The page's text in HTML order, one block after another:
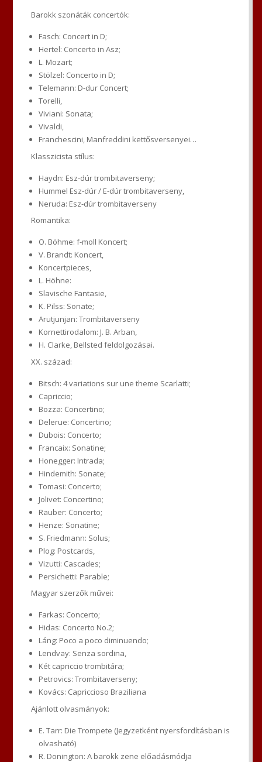
Barokk szonáták concertók:
Fasch: Concert in D;
Hertel: Concerto in Asz;
L. Mozart;
Stölzel: Concerto in D;
Telemann: D-dur Concert;
Torelli,
Viviani: Sonata;
Vivaldi,
Franchescini, Manfreddini kettősversenyei…
Klasszicista stílus:
Haydn: Esz-dúr trombitaverseny;
Hummel Esz-dúr / E-dúr trombitaverseny,
Neruda: Esz-dúr trombitaverseny
Romantika:
O. Böhme: f-moll Koncert;
V. Brandt: Koncert,
Koncertpieces,
L. Höhne:
Slavische Fantasie,
K. Pilss: Sonate;
Arutjunjan: Trombitaverseny
Kornettirodalom: J. B. Arban,
H. Clarke, Bellsted feldolgozásai.
XX. század:
Bitsch: 4 variations sur une theme Scarlatti;
Capriccio;
Bozza: Concertino;
Delerue: Concertino;
Dubois: Concerto;
Francaix: Sonatine;
Honegger: Intrada;
Hindemith: Sonate;
Tomasi: Concerto;
Jolivet: Concertino;
Rauber: Concerto;
Henze: Sonatine;
S. Friedmann: Solus;
Plog: Postcards,
Vizutti: Cascades;
Persichetti: Parable;
Magyar szerzők művei:
Farkas: Concerto;
Hidas: Concerto No.2;
Láng: Poco a poco diminuendo;
Lendvay: Senza sordina,
Két capriccio trombitára;
Petrovics: Trombitaverseny;
Kovács: Capriccioso Braziliana
Ajánlott olvasmányok:
E. Tarr: Die Trompete (Jegyzetként nyersfordításban is
olvasható)
R. Donington: A barokk zene előadásmódja